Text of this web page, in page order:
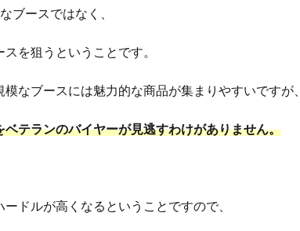
ブースではなく、
を狙うということです。
模なブースには魅力的な商品が集まりやすいですが、
ベテランのバイヤーが見逃すわけがありません。
ドルが高くなるということですので、